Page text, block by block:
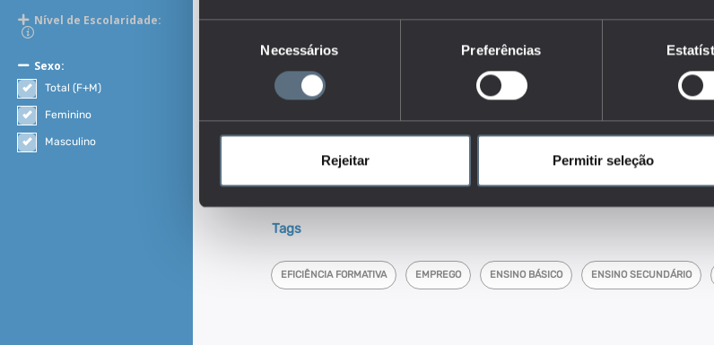
consentimento
Necessários Preferências
Rejeitar Permitir seleção
Nível de Escolaridade:
Sexo:
Total (F+M)
Feminino
Masculino
Descrição:
O indicador representa a percentagem dos trabalhador por tipo de contrato de
Este é um dos indicadores do conjunto que responde às questões:
Que relação existe entre a educação e a satisfação (características) no(do)
poderão explicar diferenças na satisfação e qualidade do emprego?
Tags
EFICIÊNCIA FORMATIVA EMPREGO ENSINO BÁSICO ENSINO SECUNDÁRIO